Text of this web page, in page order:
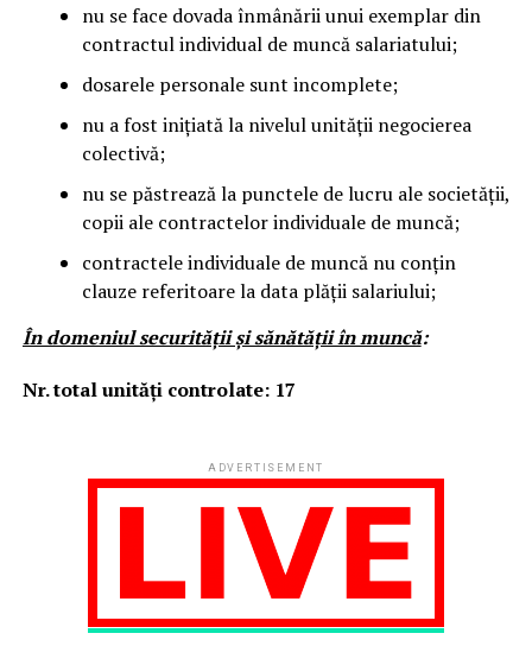
nu se face dovada înmânării unui exemplar din
contractul individual de muncă salariatului;
dosarele personale sunt incomplete;
nu a fost inițiată la nivelul unității negocierea
colectivă;
nu se păstrează la punctele de lucru ale societății,
copii ale contractelor individuale de muncă;
contractele individuale de muncă nu conțin
clauze referitoare la data plății salariului;
În domeniul securităţii şi sănătăţii în muncă:
Nr. total unităţi controlate: 17
ADVERTISEMENT